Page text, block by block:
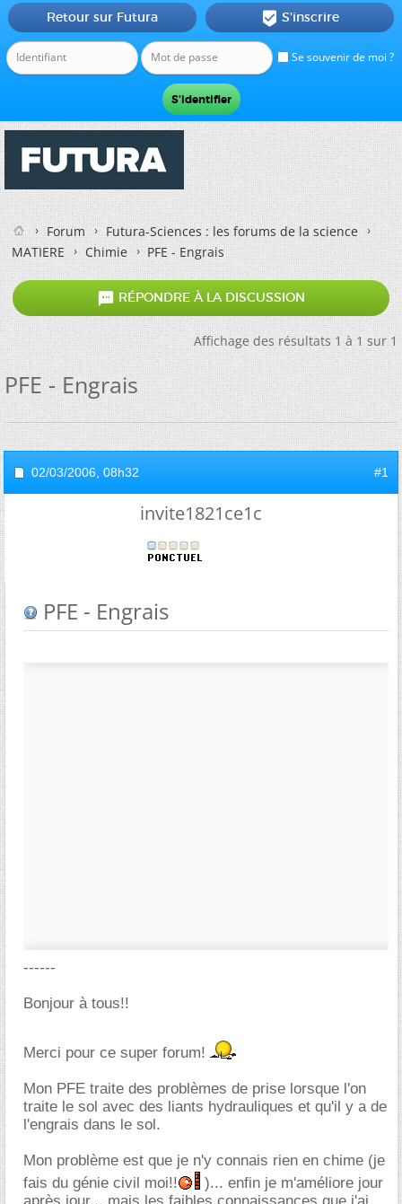
Se souvenir de moi ?
Retour sur Futura  S'inscrire
Forum
Futura-Sciences : les forums de la science
MATIERE
Chimie PFE - Engrais
 RÉPONDRE À LA DISCUSSION
Affichage des résultats 1 à 1 sur 1
PFE - Engrais
02/03/2006, 08h32 #1
invite1821ce1c
PFE - Engrais
------
Bonjour à tous!!
Merci pour ce super forum!
Mon PFE traite des problèmes de prise lorsque l'on
traite le sol avec des liants hydrauliques et qu'il y a de
l'engrais dans le sol.
Mon problème est que je n'y connais rien en chime (je
fais du génie civil moi!!
)... enfin je m'améliore jour